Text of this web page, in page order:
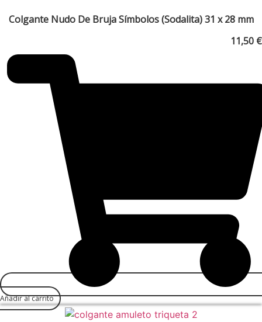
Colgante Nudo De Bruja Símbolos (Sodalita) 31 x 28 mm
11,50 €
Añadir al carrito